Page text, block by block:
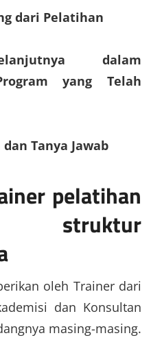
dari Pelatihan
dalam
yang Telah
Tanya Jawab
pelatihan
struktur
oleh Trainer dari
dan Konsultan
masing-masing.